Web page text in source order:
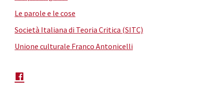
Le parole e le cose
Società Italiana di Teoria Critica (SITC)
Unione culturale Franco Antonicelli